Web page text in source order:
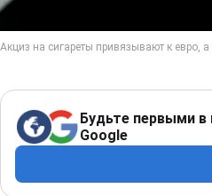
Будьте первыми в
Google